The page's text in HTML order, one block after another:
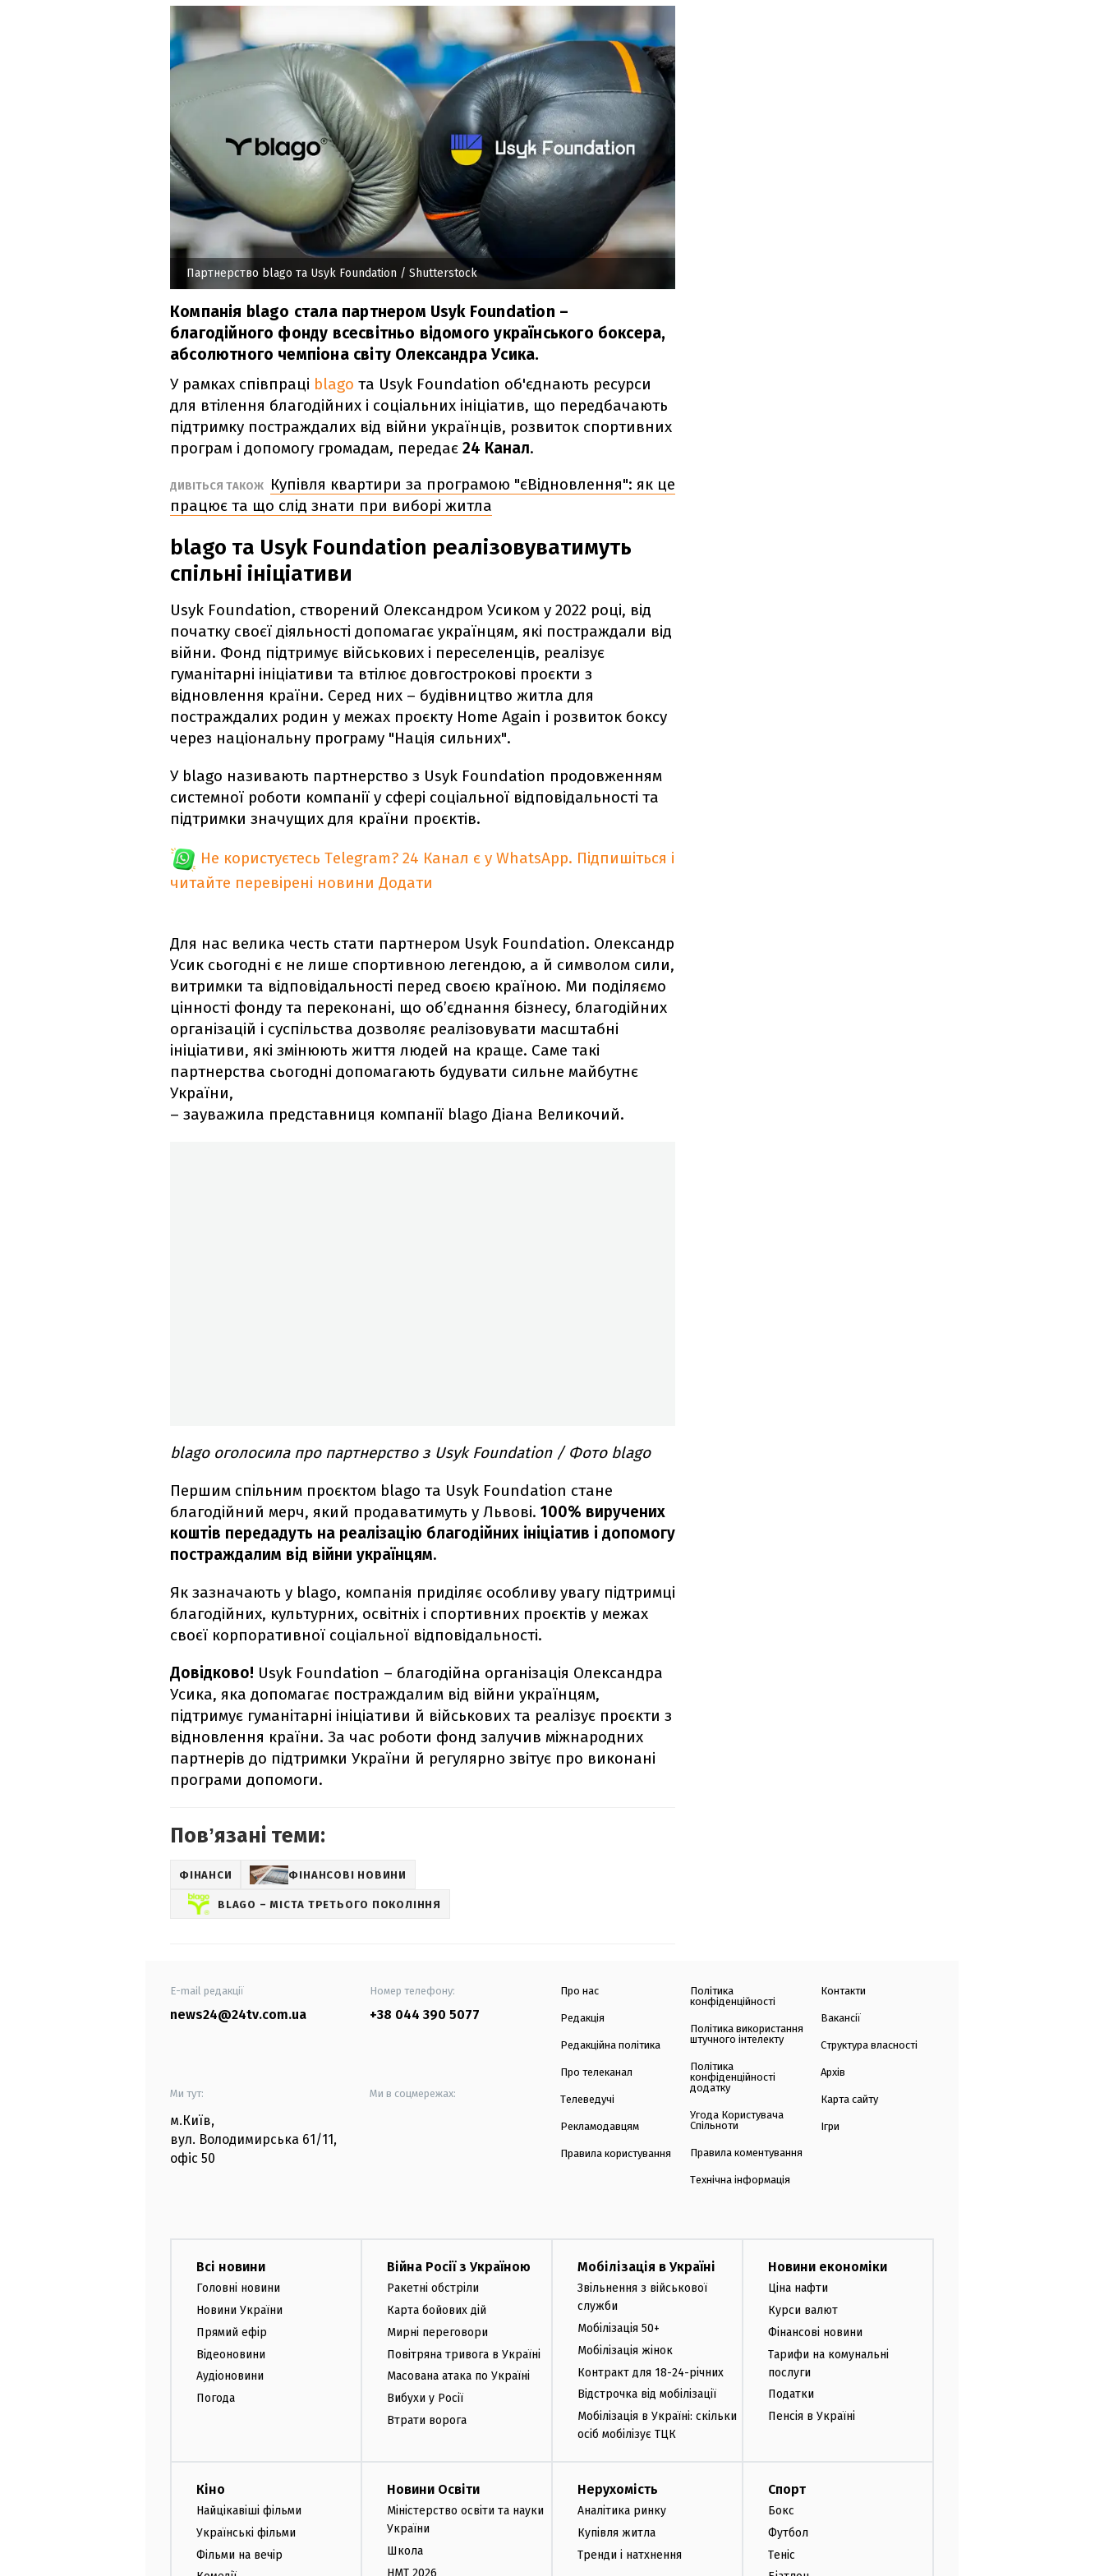
Партнерство blago та Usyk Foundation / Shutterstock
Компанія blago стала партнером Usyk Foundation –
благодійного фонду всесвітньо відомого українського боксера,
абсолютного чемпіона світу Олександра Усика.
У рамках співпраці blago та Usyk Foundation об'єднають ресурси
для втілення благодійних і соціальних ініціатив, що передбачають
підтримку постраждалих від війни українців, розвиток спортивних
програм і допомогу громадам, передає 24 Канал.
ДИВІТЬСЯ ТАКОЖ
Купівля квартири за програмою "єВідновлення": як це
працює та що слід знати при виборі житла
blago та Usyk Foundation реалізовуватимуть
спільні ініціативи
Usyk Foundation, створений Олександром Усиком у 2022 році, від
початку своєї діяльності допомагає українцям, які постраждали від
війни. Фонд підтримує військових і переселенців, реалізує
гуманітарні ініціативи та втілює довгострокові проєкти з
відновлення країни. Серед них – будівництво житла для
постраждалих родин у межах проєкту Home Again і розвиток боксу
через національну програму "Нація сильних".
У blago називають партнерство з Usyk Foundation продовженням
системної роботи компанії у сфері соціальної відповідальності та
підтримки значущих для країни проєктів.
Не користуєтесь Telegram? 24 Канал є у WhatsApp. Підпишіться і
читайте перевірені новини Додати
Для нас велика честь стати партнером Usyk Foundation. Олександр
Усик сьогодні є не лише спортивною легендою, а й символом сили,
витримки та відповідальності перед своєю країною. Ми поділяємо
цінності фонду та переконані, що об’єднання бізнесу, благодійних
організацій і суспільства дозволяє реалізовувати масштабні
ініціативи, які змінюють життя людей на краще. Саме такі
партнерства сьогодні допомагають будувати сильне майбутнє
України,
– зауважила представниця компанії blago Діана Великочий.
blago оголосила про партнерство з Usyk Foundation / Фото blago
Першим спільним проєктом blago та Usyk Foundation стане
благодійний мерч, який продаватимуть у Львові. 100% виручених
коштів передадуть на реалізацію благодійних ініціатив і допомогу
постраждалим від війни українцям.
Як зазначають у blago, компанія приділяє особливу увагу підтримці
благодійних, культурних, освітніх і спортивних проєктів у межах
своєї корпоративної соціальної відповідальності.
Довідково! Usyk Foundation – благодійна організація Олександра
Усика, яка допомагає постраждалим від війни українцям,
підтримує гуманітарні ініціативи й військових та реалізує проєкти з
відновлення країни. За час роботи фонд залучив міжнародних
партнерів до підтримки України й регулярно звітує про виконані
програми допомоги.
Повʼязані теми:
ФІНАНСИ ФІНАНСОВІ НОВИНИ
BLAGO – МІСТА ТРЕТЬОГО ПОКОЛІННЯ
E-mail редакції
news24@24tv.com.ua
Номер телефону:
+38 044 390 5077
Ми тут:
м.Київ,
вул. Володимирська 61/11,
офіс 50
Ми в соцмережах:
Про нас
Редакція
Редакційна політика
Про телеканал
Телеведучі
Рекламодавцям
Правила користування
Політика
конфіденційності
Політика використання
штучного інтелекту
Політика
конфіденційності
додатку
Угода Користувача
Спільноти
Правила коментування
Технічна інформація
Контакти
Вакансії
Структура власності
Архів
Карта сайту
Ігри
Всі новини
Головні новини
Новини України
Прямий ефір
Відеоновини
Аудіоновини
Погода
Війна Росії з Україною
Ракетні обстріли
Карта бойових дій
Мирні переговори
Повітряна тривога в Україні
Масована атака по Україні
Вибухи у Росії
Втрати ворога
Мобілізація в Україні
Звільнення з військової
служби
Мобілізація 50+
Мобілізація жінок
Контракт для 18-24-річних
Відстрочка від мобілізації
Мобілізація в Україні: скільки
осіб мобілізує ТЦК
Новини економіки
Ціна нафти
Курси валют
Фінансові новини
Тарифи на комунальні
послуги
Податки
Пенсія в Україні
Кіно
Найцікавіші фільми
Українські фільми
Фільми на вечір
Новини Освіти
Міністерство освіти та науки
України
Школа
НМТ 2026
Нерухомість
Аналітика ринку
Купівля житла
Тренди і натхнення
Спорт
Бокс
Футбол
Теніс